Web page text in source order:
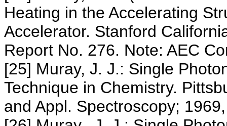
Heating in the Accelerating
Accelerator. Stanford
Report No. 276. Note: AEC
[25] Muray, J. J.: Single
Technique in Chemistry.
and Appl. Spectroscopy;